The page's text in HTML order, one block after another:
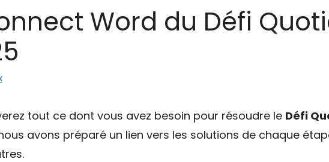
Word du Défi
tout ce dont vous avez besoin pour résoudre le Défi
avons préparé un lien vers les solutions de chaque